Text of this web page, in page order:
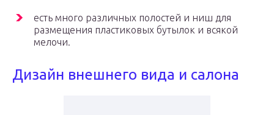
есть много различных полостей и ниш для
размещения пластиковых бутылок и всякой
мелочи.
Дизайн внешнего вида и салона